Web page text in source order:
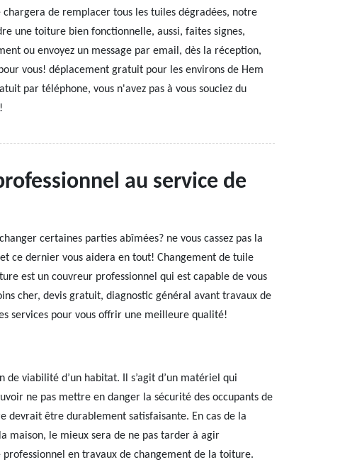
chargera de remplacer tous les tuiles dégradées, notre
une toiture bien fonctionnelle, aussi, faites signes,
ou envoyez un message par email, dès la réception,
vous! déplacement gratuit pour les environs de Hem
par téléphone, vous n'avez pas à vous souciez du
au service de
certaines parties abîmées? ne vous cassez pas la
ce dernier vous aidera en tout! Changement de tuile
est un couvreur professionnel qui est capable de vous
cher, devis gratuit, diagnostic général avant travaux de
services pour vous offrir une meilleure qualité!
viabilité d’un habitat. Il s’agit d’un matériel qui
ne pas mettre en danger la sécurité des occupants de
devrait être durablement satisfaisante. En cas de la
maison, le mieux sera de ne pas tarder à agir
en travaux de changement de la toiture.